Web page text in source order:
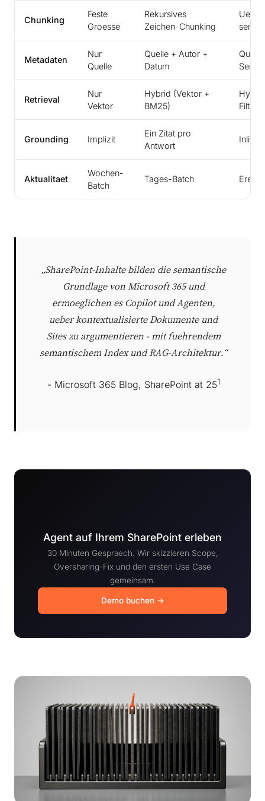
Chunking
Feste
Groesse
Rekursives
Zeichen-Chunking
Metadaten
Nur
Quelle
Quelle + Autor +
Datum
Retrieval
Nur
Vektor
Hybrid (Vektor +
BM25)
Filter
Grounding Implizit
Ein Zitat pro
Antwort
Aktualitaet
Wochen-
Batch
Tages-Batch
„SharePoint-Inhalte bilden die semantische
Grundlage von Microsoft 365 und
ermoeglichen es Copilot und Agenten,
ueber kontextualisierte Dokumente und
Sites zu argumentieren - mit fuehrendem
semantischem Index und RAG-Architektur.“
- Microsoft 365 Blog, SharePoint at 251
Agent auf Ihrem SharePoint erleben
30 Minuten Gespraech. Wir skizzieren Scope,
Oversharing-Fix und den ersten Use Case
gemeinsam.
Demo buchen →